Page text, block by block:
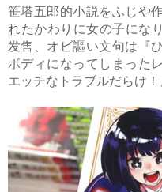
笹塔五郎的小説をふじや
れたかわりに女の子にな
发售、オビ謳い文句は『
ボディになってしまった
エッチなトラブルだらけ！